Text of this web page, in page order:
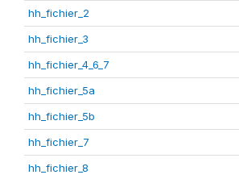
hh_fichier_2
hh_fichier_3
hh_fichier_4_6_7
hh_fichier_5a
hh_fichier_5b
hh_fichier_7
hh_fichier_8